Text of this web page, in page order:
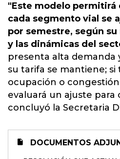
"Este modelo permitirá
cada segmento vial se
por semestre, según
y las dinámicas del
presenta alta demanda
su tarifa se mantiene; si
ocupación o congestión
evaluará un ajuste para
concluyó la Secretaria
DOCUMENTOS